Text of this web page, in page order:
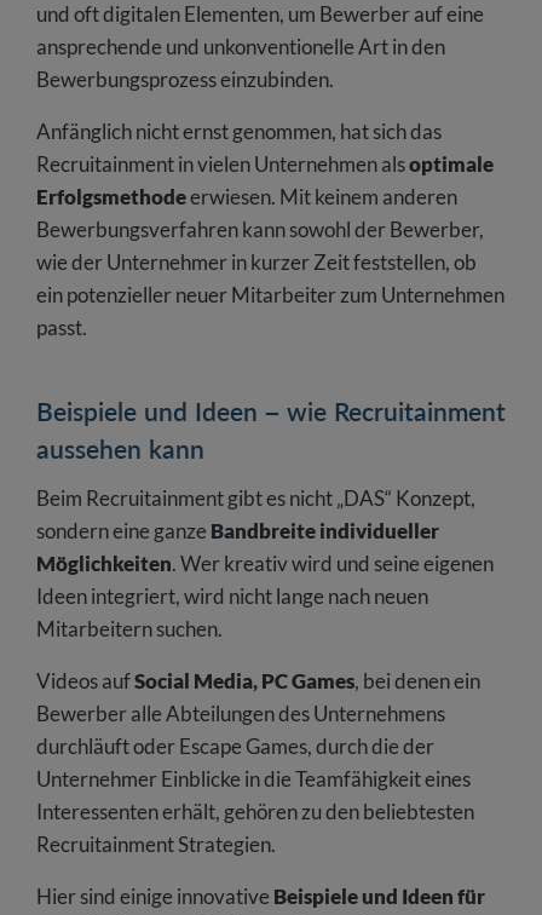
und oft digitalen Elementen, um Bewerber auf eine
ansprechende und unkonventionelle Art in den
Bewerbungsprozess einzubinden.
Anfänglich nicht ernst genommen, hat sich das
Recruitainment in vielen Unternehmen alsoptimale
Erfolgsmethodeerwiesen. Mit keinem anderen
Bewerbungsverfahren kann sowohl der Bewerber,
wie der Unternehmer in kurzer Zeit feststellen, ob
ein potenzieller neuer Mitarbeiter zum Unternehmen
passt.
Beispiele und Ideen – wie Recruitainment
aussehen kann
Beim Recruitainment gibt es nicht „DAS“ Konzept,
sondern eine ganze Bandbreite individueller
Möglichkeiten. Wer kreativ wird und seine eigenen
Ideen integriert, wird nicht lange nach neuen
Mitarbeitern suchen.
Videos aufSocial Media, PC Games, bei denen ein
Bewerber alle Abteilungen des Unternehmens
durchläuft oder Escape Games, durch die der
Unternehmer Einblicke in die Teamfähigkeit eines
Interessenten erhält, gehören zu den beliebtesten
Recruitainment Strategien.
Hier sind einige innovative Beispiele und Ideen für